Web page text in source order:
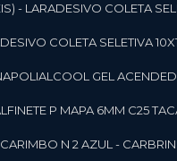
- LAR ADESIVO COLETA
ADESIVO COLETA SELETIVA
ALCOOL GEL
ALFINETE P MAPA 6MM C25
CARIMBO N 2 AZUL -